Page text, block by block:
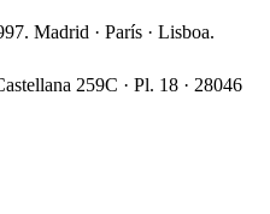
Madrid · París · Lisboa.
259C · Pl. 18 · 28046